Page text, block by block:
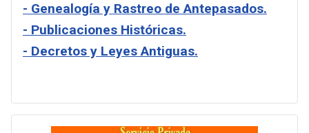
- Genealogía y Rastreo de Antepasados.
- Publicaciones Históricas.
- Decretos y Leyes Antiguas.